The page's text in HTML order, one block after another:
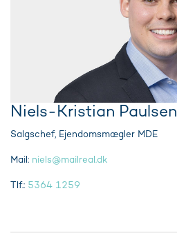
Niels-Kristian Paulsen
Salgschef, Ejendomsmægler MDE
Mail: niels@mailreal.dk
Tlf.: 5364 1259